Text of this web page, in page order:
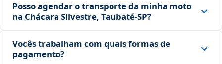
Posso agendar o transporte da minha moto
na Chácara Silvestre, Taubaté‑SP?
Vocês trabalham com quais formas de
pagamento?